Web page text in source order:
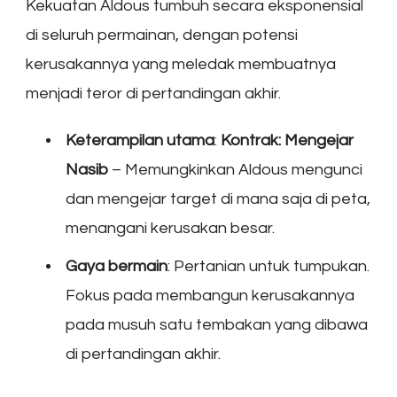
Kekuatan Aldous tumbuh secara eksponensial
di seluruh permainan, dengan potensi
kerusakannya yang meledak membuatnya
menjadi teror di pertandingan akhir.
Keterampilan utama: Kontrak: Mengejar
Nasib – Memungkinkan Aldous mengunci
dan mengejar target di mana saja di peta,
menangani kerusakan besar.
Gaya bermain: Pertanian untuk tumpukan.
Fokus pada membangun kerusakannya
pada musuh satu tembakan yang dibawa
di pertandingan akhir.